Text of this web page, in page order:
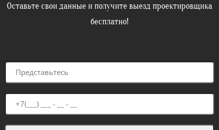
Оставьте свои данные и получите выезд проектировщика
бесплатно!